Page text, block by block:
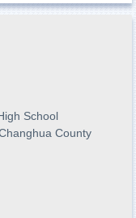
School
County